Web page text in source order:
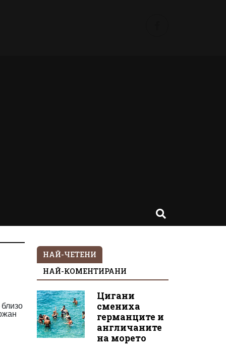
НАЙ-ЧЕТЕНИ
НАЙ-КОМЕНТИРАНИ
Цигани
смениха
германците и
англичаните
на морето